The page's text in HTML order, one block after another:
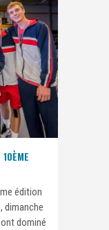
édition
dimanche
dominé